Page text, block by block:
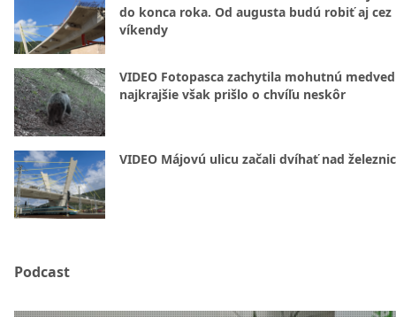
do konca roka. Od augusta budú robiť aj cez
víkendy
VIDEO Fotopasca zachytila mohutnú
najkrajšie však prišlo o chvíľu neskôr
VIDEO Májovú ulicu začali dvíhať nad
Podcast